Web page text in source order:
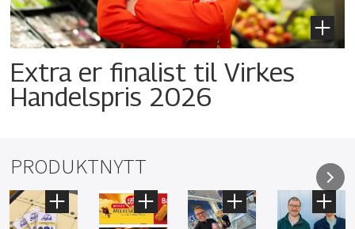
Extra er finalist til Virkes
Handelspris 2026
PRODUKTNYTT